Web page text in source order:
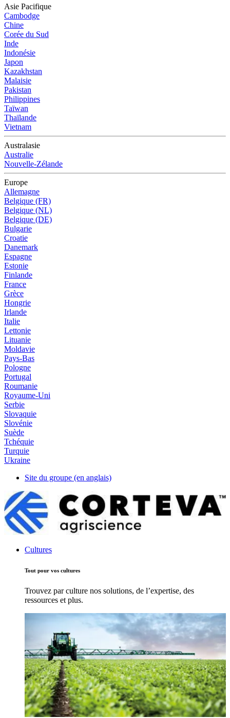
Asie Pacifique
Cambodge
Chine
Corée du Sud
Inde
Indonésie
Japon
Kazakhstan
Malaisie
Pakistan
Philippines
Taïwan
Thaïlande
Vietnam
Australasie
Australie
Nouvelle-Zélande
Europe
Allemagne
Belgique (FR)
Belgique (NL)
Belgique (DE)
Bulgarie
Croatie
Danemark
Espagne
Estonie
Finlande
France
Grèce
Hongrie
Irlande
Italie
Lettonie
Lituanie
Moldavie
Pays-Bas
Pologne
Portugal
Roumanie
Royaume-Uni
Serbie
Slovaquie
Slovénie
Suède
Tchéquie
Turquie
Ukraine
Site du groupe (en anglais)
Cultures
Tout pour vos cultures
Trouvez par culture nos solutions, de l’expertise, des
ressources et plus.